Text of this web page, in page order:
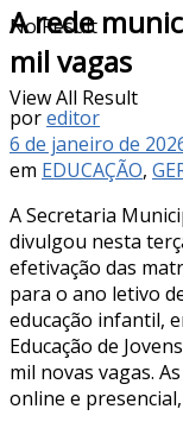
No Result
View All Result
A rede
mil vagas
poreditor
6 de janeiro de
em EDUCAÇÃO,
A Secretaria
divulgou nesta
efetivação das
para o ano letivo
educação infantil,
Educação de
mil novas vagas.
online e